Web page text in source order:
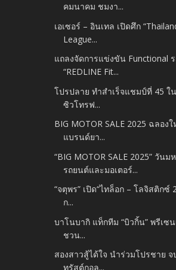
คมนาคม ชมงา...
เอเซอร์ – อินเทล เปิดศึก
League...
แถลงจัดการแข่งขัน Functional
“REDLINE Fit...
โปรปลาย ทำสำเร็จแชมป์ที่ 45 ใ
ซิวโทรฟ...
BIG MOTOR SALE 2025 ฉลอ
แบรนด์ยา...
“BIG MOTOR SALE 2025” วันม
รถยนต์และมอเตอร์...
“จตุพร” เปิด“ไทล็อก – โลจิสติกซ์
ก...
บาโนบากิ แท็กทีม “บิวกิ้น” พรีเซ
ชวน...
สองสาวสู้ได้ใจ นำร่วมโปรชาย
ทรัสต์กอล...